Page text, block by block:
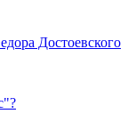
Достоевского